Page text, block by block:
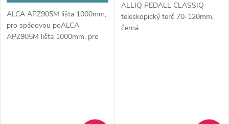
ALCA APZ905M lišta 1000mm,
pro spádovou poALCA
APZ905M lišta 1000mm, pro
spádovou podlahu,...
ALLIQ PEDALL CLASSIQ
teleskopický terč 70-120mm,
černá